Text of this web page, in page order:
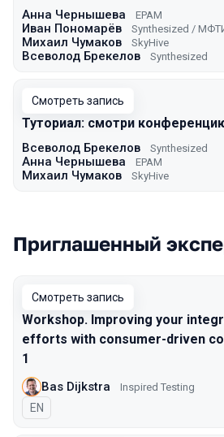
Анна Чернышева EPAM
Иван Пономарёв Synthesized /
Михаил Чумаков SkyHive
Всеволод Брекелов Synthesized
Смотреть запись
Туториал: смотри
Всеволод Брекелов Synthesized
Анна Чернышева EPAM
Михаил Чумаков SkyHive
Приглашенный
Смотреть запись
Workshop. Improving your
efforts with consumer-driven
1
Bas Dijkstra Inspired Testing
На английском языке
EN